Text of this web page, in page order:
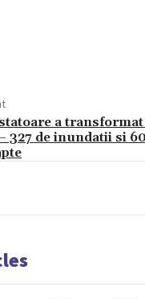
a
327 de inundatii si